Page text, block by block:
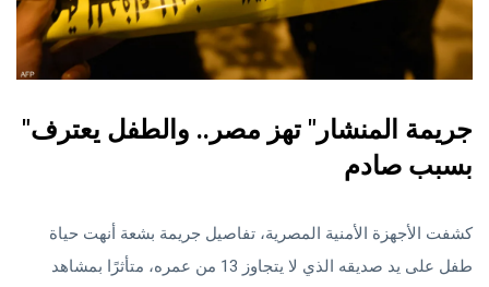
"جريمة المنشار" تهز مصر.. والطفل يعترف
بسبب صادم
كشفت الأجهزة الأمنية المصرية، تفاصيل جريمة بشعة أنهت حياة
طفل على يد صديقه الذي لا يتجاوز 13 من عمره، متأثرًا بمشاهد